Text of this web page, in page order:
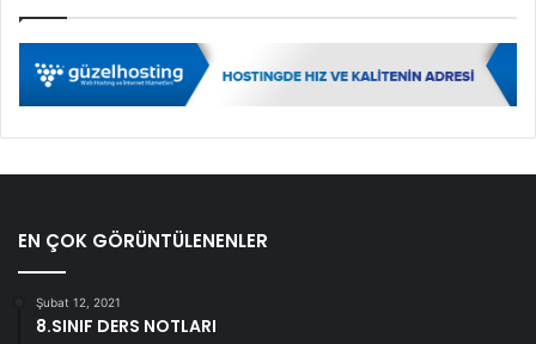
EN ÇOK GÖRÜNTÜLENENLER
Şubat 12, 2021
8.SINIF DERS NOTLARI